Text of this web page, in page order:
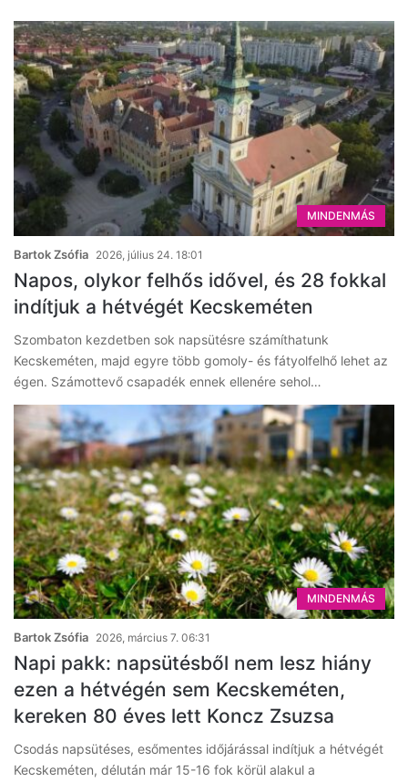
MINDENMÁS
Bartok Zsófia 2026, július 24. 18:01
Napos, olykor felhős idővel, és 28 fokkal
indítjuk a hétvégét Kecskeméten
Szombaton kezdetben sok napsütésre számíthatunk
Kecskeméten, majd egyre több gomoly- és fátyolfelhő lehet az
égen. Számottevő csapadék ennek ellenére sehol…
MINDENMÁS
Bartok Zsófia 2026, március 7. 06:31
Napi pakk: napsütésből nem lesz hiány
ezen a hétvégén sem Kecskeméten,
kereken 80 éves lett Koncz Zsuzsa
Csodás napsütéses, esőmentes időjárással indítjuk a hétvégét
Kecskeméten, délután már 15-16 fok körül alakul a